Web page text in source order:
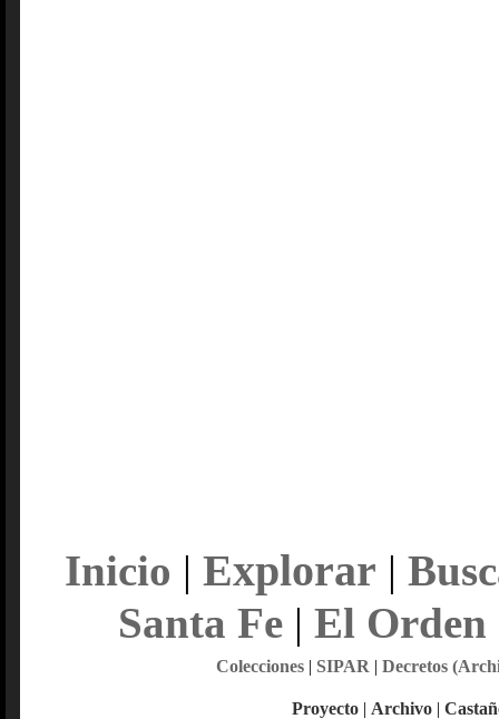
Inicio | Explorar |
Santa Fe| El Orden
Colecciones| SIPAR | Decretos
Proyecto | Archivo |